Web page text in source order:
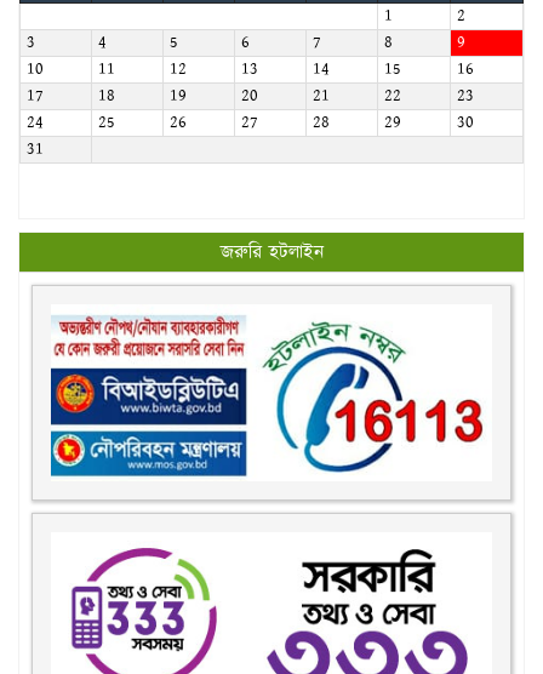
1
2
3
4 5 6 7 8
9
10
11 12 13 14 15
16
17
18 19 20 21 22
23
24
25 26 27 28 29
30
31
জরুরি হটলাইন